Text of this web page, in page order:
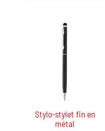
Stylo-stylet fin en
métal